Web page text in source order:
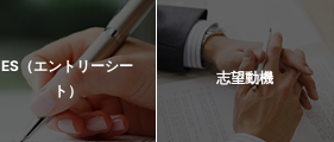
ES（エントリーシー
ト）
志望動機